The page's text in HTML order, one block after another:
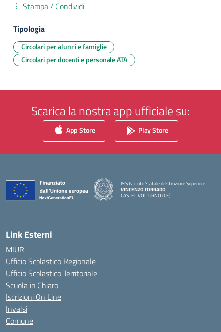
Stampa / Condividi
Tipologia
Circolari per alunni e famiglie
Circolari per docenti e personale ATA
Scarica la nostra app ufficiale su:
App Store Play Store
ISIS Istituto Statale di Istruzione Superiore
VINCENZO CORRADO
CASTEL VOLTURNO (CE)
Link Esterni
MIUR
Ufficio Scolastico Regionale
Ufficio Scolastico Territoriale
Scuola in Chiaro
Iscrizioni On Line
Invalsi
Comune